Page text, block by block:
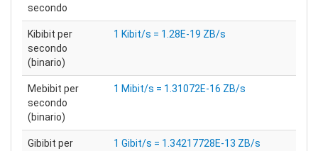
secondo
Kibibit per
secondo
(binario)
1 Kibit/s = 1.28E-19 ZB/s
Mebibit per
secondo
(binario)
1 Mibit/s = 1.31072E-16 ZB/s
Gibibit per
1 Gibit/s = 1.34217728E-13 ZB/s